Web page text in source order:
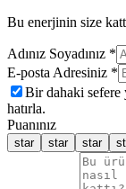
Bu enerjinin size
Adınız Soyadınız *
E-posta Adresiniz *
Bir dahaki sefere
hatırla.
Puanınız
star star star